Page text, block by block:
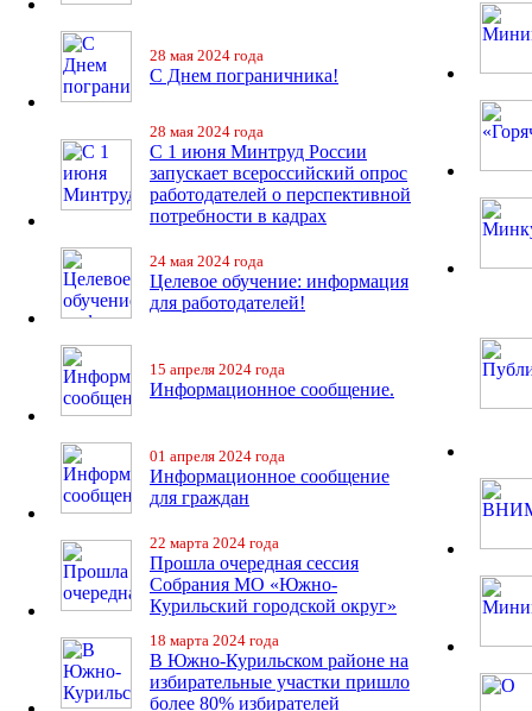
28 мая 2024 года
С Днем пограничника!
28 мая 2024 года
С 1 июня Минтруд России
запускает всероссийский опрос
работодателей о перспективной
потребности в кадрах
24 мая 2024 года
Целевое обучение: информация
для работодателей!
15 апреля 2024 года
Информационное сообщение.
01 апреля 2024 года
Информационное сообщение
для граждан
22 марта 2024 года
Прошла очередная сессия
Собрания МО «Южно-
Курильский городской округ»
18 марта 2024 года
В Южно-Курильском районе на
избирательные участки пришло
более 80% избирателей